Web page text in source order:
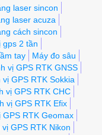
laser sincon
laser acuza
cách sincon
gps 2 tần
tay
Máy đo sâu
vị GPS RTK GNSS
vị GPS RTK Sokkia
vị GPS RTK CHC
vị GPS RTK Efix
GPS RTK Geomax
GPS RTK Nikon